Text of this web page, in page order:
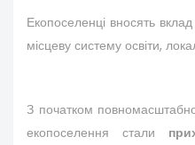
Екопоселенці вносять
місцеву систему освіти,
З початком
екопоселення стали